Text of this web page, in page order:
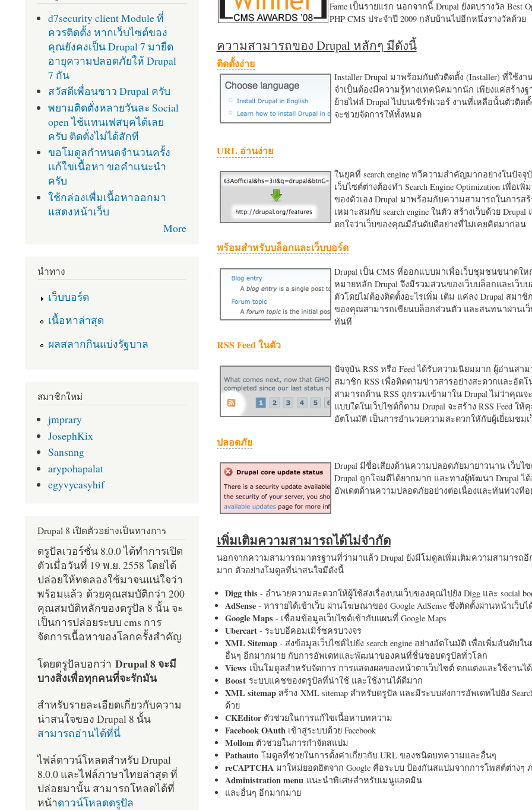
Fame เป็นรายแรก นอกจากนี้ Drupal ยังตบรางวัล Best
PHP CMS ประจำปี 2009 กลับบ้านไปอีกหนึ่งรางวัลด้วย
ความสามารถของ Drupal หลักๆ มีดังนี้
ติดตั้งง่าย
Installer Drupal มาพร้อมกับตัวติดตั้ง (Installer) ที่ใช้งา
จำเป็นต้องมีความรู้ทางเทคนิคมากนัก เพียงแค่สร้าง
ย้ายไฟล์ Drupal ไปบนเซิร์ฟเวอร์ งานที่เหลือนั้นตัวติดตั้
จะช่วยจัดการให้ทั้งหมด
URL อ่านง่าย
ในยุคที่ search engine ทวีความสำคัญมากอย่างในปัจจุ
เว็บไซต์ต่างต้องทำ Search Engine Optimization เพื่อเ
ของตัวเอง Drupal มาพร้อมกับความสามารถในการสร้
เหมาะสมกับ search engine ในตัว สร้างเว็บด้วย
ตกใจว่าเว็บของคุณมีอันดับดีอย่างที่ไม่เคยคิดมาก่อน
พร้อมสำหรับบล็อกและเว็บบอร์ด
Drupal เป็น CMS ที่ออกแบบมาเพื่อเว็บชุมชนขนาดให
หมายหลัก Drupal จึงมีรวมส่วนของเว็บบล็อกและเว็บ
ตัวโดยไม่ต้องติดตั้งอะไรเพิ่ม เติม แค่ลง Drupal สมาชิ
ของคุณสามารถเขียนบล็อกส่วนตัว และสนทนาผ่านเว็
ทันที
RSS Feed ในตัว
ปัจจุบัน RSS หรือ Feed ได้รับความนิยมมาก ผู้อ่านสา
สมาชิก RSS เพื่อติดตามข่าวสารอย่างสะดวกและอัต
สามารถด้าน RSS ถูกรวมเข้ามาใน Drupal ไม่ว่าคุณจ
แบบใดในเว็บไซต์ก็ตาม Drupal จะสร้าง RSS Feed ให้
อัตโนมัติ เป็นการอำนวยความสะดวกใหักับผู้เยี่ยมชม
ปลอดภัย
Drupal มีชื่อเสียงด้านความปลอดภัยมายาวนาน เว็บไ
Drupal ถูกโจมตีได้ยากมาก และทางผู้พัฒนา Drupal ไ
อัพเดตด้านความปลอดภัยอย่างต่อเนื่องและทันท่วงทีอ
เพิ่มเติมความสามารถได้ไม่จำกัด
นอกจากความสามารถมาตรฐานที่ว่ามาแล้ว Drupal ยังมีโมดูลเพิ่มเติมความสามารถอี
มาก ตัวอย่างโมดูลที่น่าสนใจมีดังนี้
Digg this- อำนวยความสะดวกให้ผู้ใช้ส่งเรื่องบนเว็บของคุณไปยัง Digg และ social
AdSense- หารายได้เข้าเว็บ ผ่านโฆษณาของ Google AdSense ซึ่งติดตั้งผ่านหน้าเว็บไ
Google Maps- เชื่อมข้อมูลเว็บไซต์เข้ากับแผนที่ Google Maps
Ubercart- ระบบอีคอมเมิร์ซครบวงจร
XML Sitemap- ส่งข้อมูลเว็บไซต์ไปยัง search engine อย่างอัตโนมัติ เพื่อเพิ่มอันดับใ
อื่นๆ อีกมากมาย กับการอัพเดทและพัฒนาของคนที่ชื่นชอบดรูปัลทั่วโลก
Views เป็นโมดูลสำหรับจัดการ การแสดงผลของหน้าตาเว็บไซต์ ตกแต่งและใช้งานไ
Boost ระบบแคชของดรูปัลที่น่าใช้ และใช้งานได้ดีมาก
XML sitemapสร้าง XML sitemap สำหรับดรูปัล และมีระบบส่งการอัพเดทไปยัง
ด้วย
CKEditorตัวช่วยในการแก้ไขเนื้อหาบทความ
Facebook OAuth เข้าสู่ระบบด้วย Facebook
Mollom ตัวช่วยในการกำจัดสแปม
Pathautoโมดูลที่ช่วยในการตั้งค่าเกี่ยวกับ URL ของชนิดบทความและอื่นๆ
reCAPTCHA มาใหม่ยอดฮิตจาก Google คือระบบ ป้องกันสแปมจากการโพสต์ต่างๆ
Administration menu แนะนำพิเศษสำหรับเมนูแอดมิน
และอื่นๆ อีกมากมาย
d7security client Module ที่
ควรติดตั้ง หากเว็บไซต์ของ
คุณยังคงเป็น Drupal 7 มายืด
อายุความปลอดภัยให้ Drupal
7 กัน
สวัสดีเพื่อนชาว Drupal ครับ
พยามติดตั่งหลายวันละ Social
open ไช้เเทนเฟสบุคได้เลย
ครับ ติดตั่งไม่ได้สักที
ขอโมดูลกำหนดจำนวนครั้ง
เเก้ใขเนื้อหา ขอคำเเนะนำ
ครับ
ใช้กล่องเพื่มเนื้อหาออกมา
แสดงหน้าเว็บ
More
นำทาง
เว็บบอร์ด
เนื้อหาล่าสุด
ผลสลากกินแบ่งรัฐบาล
สมาชิกใหม่
jmprary
JosephKix
Sansnng
arypohapalat
egyvycasyhif
Drupal 8 เปิดตัวอย่างเป็นทางการ
ดรูปัลเวอร์ชั่น 8.0.0 ได้ทำการเปิด
ตัวเมื่อวันที่ 19 พ.ย. 2558 โดยได้
ปล่อยให้ทดลองใช้มาจนแน่ใจว่า
พร้อมแล้ว ด้วยคุณสมบัติกว่า 200
คุณสมบัติหลักของดรูปัล 8 นั้น จะ
เป็นการปล่อยระบบ cms การ
จัดการเนื้อหาของโลกครั้งสำคัญ
โดยดรูปัลบอกว่า Drupal 8 จะมี
บางสิ่งเพื่อทุกคนที่จะรักมัน
สำหรับรายละเอียดเกี่ยวกับความ
น่าสนใจของ Drupal 8 นั้น
สามารถอ่านได้ที่นี่
ไฟล์ดาวน์โหลดสำหรับ Drupal
8.0.0 และไฟล์ภาษาไทยล่าสุด ที่
ปล่อยมานั้น สามารถโหลดได้ที่
หน้าดาวน์โหลดดรูปัล